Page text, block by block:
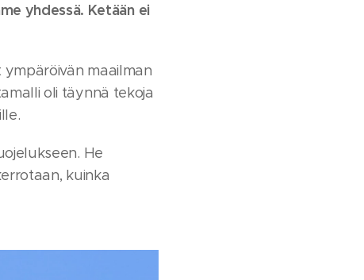
yhdessä. Ketään ei
maailman
oli täynnä tekoja
He
kuinka